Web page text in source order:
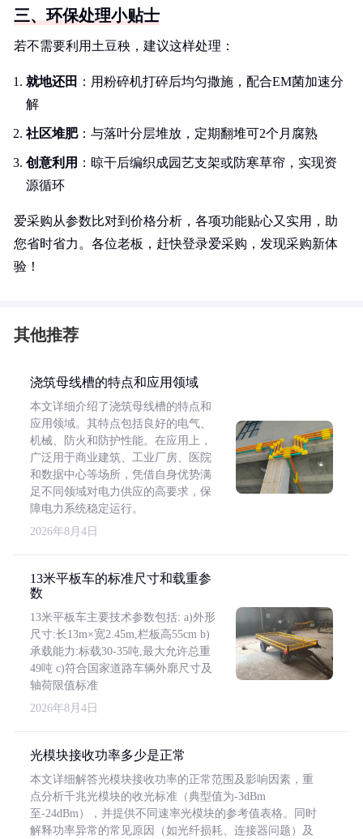
三、环保处理小贴士
若不需要利用土豆秧，建议这样处理：
就地还田 ：用粉碎机打碎后均匀撒施，配合EM菌加速分
解
社区堆肥：与落叶分层堆放，定期翻堆可2个月腐熟
创意利用 ：晾干后编织成园艺支架或防寒草帘，实现资
源循环
爱采购从参数比对到价格分析，各项功能贴心又实用，助
您省时省力。各位老板，赶快登录爱采购，发现采购新体
验！
其他推荐
浇筑母线槽的特点和应用领域
本文详细介绍了浇筑母线槽的特点和
应用领域。其特点包括良好的电气、
机械、防火和防护性能。在应用上，
广泛用于商业建筑、工业厂房、医院
和数据中心等场所，凭借自身优势满
足不同领域对电力供应的高要求，保
障电力系统稳定运行。
2026年8月4日
13米平板车的标准尺寸和载重参
数
13米平板车主要技术参数包括: a)外形
尺寸:长13m×宽2.45m,栏板高55cm b)
承载能力:标载30-35吨,最大允许总重
49吨 c)符合国家道路车辆外廓尺寸及
轴荷限值标准
2026年8月4日
光模块接收功率多少是正常
本文详细解答光模块接收功率的正常范围及影响因素，重
点分析千兆光模块的收光标准（典型值为-3dBm
至-24dBm），并提供不同速率光模块的参考值表格。同时
解释功率异常的常见原因（如光纤损耗、连接器问题）及